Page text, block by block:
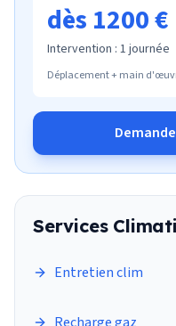
dès 1200 €
Intervention : 1 journée
Déplacement + main
Services
Entretien clim
Recharge gaz